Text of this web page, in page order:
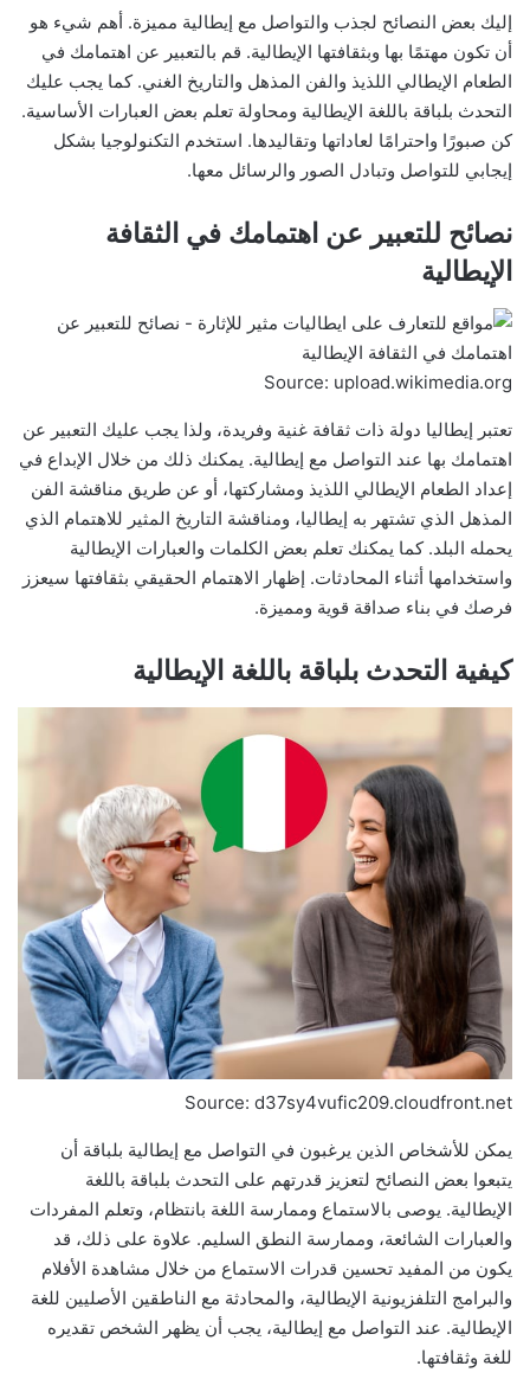
إليك بعض النصائح لجذب والتواصل مع إيطالية مميزة. أهم شيء هو
أن تكون مهتمًا بها وبثقافتها الإيطالية. قم بالتعبير عن اهتمامك في
الطعام الإيطالي اللذيذ والفن المذهل والتاريخ الغني. كما يجب عليك
التحدث بلباقة باللغة الإيطالية ومحاولة تعلم بعض العبارات الأساسية.
كن صبورًا واحترامًا لعاداتها وتقاليدها. استخدم التكنولوجيا بشكل
إيجابي للتواصل وتبادل الصور والرسائل معها.
نصائح للتعبير عن اهتمامك في الثقافة
الإيطالية
Source: upload.wikimedia.org
تعتبر إيطاليا دولة ذات ثقافة غنية وفريدة، ولذا يجب عليك التعبير عن
اهتمامك بها عند التواصل مع إيطالية. يمكنك ذلك من خلال الإبداع في
إعداد الطعام الإيطالي اللذيذ ومشاركتها، أو عن طريق مناقشة الفن
المذهل الذي تشتهر به إيطاليا، ومناقشة التاريخ المثير للاهتمام الذي
يحمله البلد. كما يمكنك تعلم بعض الكلمات والعبارات الإيطالية
واستخدامها أثناء المحادثات. إظهار الاهتمام الحقيقي بثقافتها سيعزز
فرصك في بناء صداقة قوية ومميزة.
كيفية التحدث بلباقة باللغة الإيطالية
Source: d37sy4vufic209.cloudfront.net
يمكن للأشخاص الذين يرغبون في التواصل مع إيطالية بلباقة أن
يتبعوا بعض النصائح لتعزيز قدرتهم على التحدث بلباقة باللغة
الإيطالية. يوصى بالاستماع وممارسة اللغة بانتظام، وتعلم المفردات
والعبارات الشائعة، وممارسة النطق السليم. علاوة على ذلك، قد
يكون من المفيد تحسين قدرات الاستماع من خلال مشاهدة الأفلام
والبرامج التلفزيونية الإيطالية، والمحادثة مع الناطقين الأصليين للغة
الإيطالية. عند التواصل مع إيطالية، يجب أن يظهر الشخص تقديره
للغة وثقافتها.